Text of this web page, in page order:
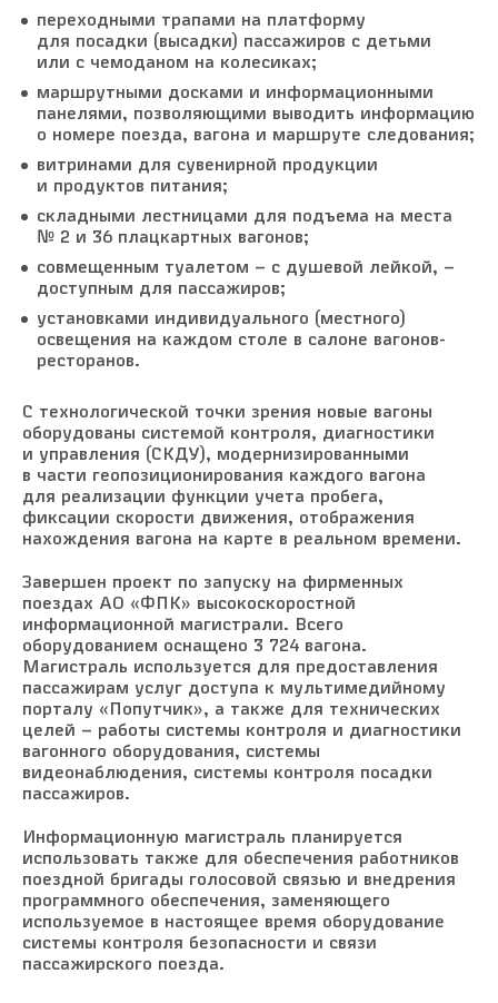
переходными трапами на платформу
для посадки (высадки) пассажиров с детьми
или с чемоданом на колесиках;
маршрутными досками и информационными
панелями, позволяющими выводить информацию
о номере поезда, вагона и маршруте следования;
витринами для сувенирной продукции
и продуктов питания;
складными лестницами для подъема на места
№ 2 и 36 плацкартных вагонов;
совмещенным туалетом – с душевой лейкой, –
доступным для пассажиров;
установками индивидуального (местного)
освещения на каждом столе в салоне вагонов-
ресторанов.
С технологической точки зрения новые вагоны
оборудованы системой контроля, диагностики
и управления (СКДУ), модернизированными
в части геопозиционирования каждого вагона
для реализации функции учета пробега,
фиксации скорости движения, отображения
нахождения вагона на карте в реальном времени.
Завершен проект по запуску на фирменных
поездах АО «ФПК» высокоскоростной
информационной магистрали. Всего
оборудованием оснащено 3 724 вагона.
Магистраль используется для предоставления
пассажирам услуг доступа к мультимедийному
порталу «Попутчик», а также для технических
целей – работы системы контроля и диагностики
вагонного оборудования, системы
видеонаблюдения, системы контроля посадки
пассажиров.
Информационную магистраль планируется
использовать также для обеспечения работников
поездной бригады голосовой связью и внедрения
программного обеспечения, заменяющего
используемое в настоящее время оборудование
системы контроля безопасности и связи
пассажирского поезда.